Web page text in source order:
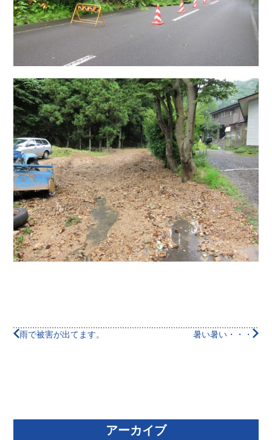
雨で被害が出てます。 暑い暑い・・・
アーカイブ